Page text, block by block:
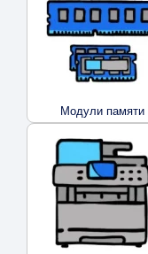
Модули памяти